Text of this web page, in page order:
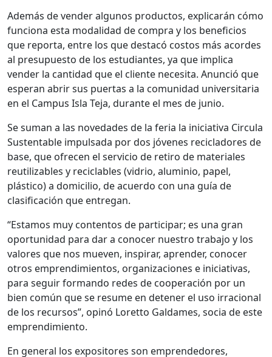
Además de vender algunos productos, explicarán cómo
funciona esta modalidad de compra y los beneficios
que reporta, entre los que destacó costos más acordes
al presupuesto de los estudiantes, ya que implica
vender la cantidad que el cliente necesita. Anunció que
esperan abrir sus puertas a la comunidad universitaria
en el Campus Isla Teja, durante el mes de junio.
Se suman a las novedades de la feria la iniciativa Circula
Sustentable impulsada por dos jóvenes recicladores de
base, que ofrecen el servicio de retiro de materiales
reutilizables y reciclables (vidrio, aluminio, papel,
plástico) a domicilio, de acuerdo con una guía de
clasificación que entregan.
“Estamos muy contentos de participar; es una gran
oportunidad para dar a conocer nuestro trabajo y los
valores que nos mueven, inspirar, aprender, conocer
otros emprendimientos, organizaciones e iniciativas,
para seguir formando redes de cooperación por un
bien común que se resume en detener el uso irracional
de los recursos”, opinó Loretto Galdames, socia de este
emprendimiento.
En general los expositores son emprendedores,